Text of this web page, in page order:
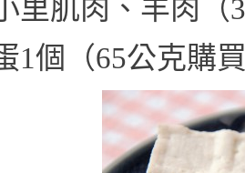
里肌肉、羊肉（
1個（65公克購